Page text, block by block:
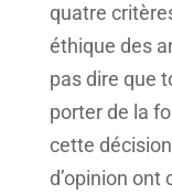
quatre
éthique des
pas dire que
porter de la
cette
d’opinion ont